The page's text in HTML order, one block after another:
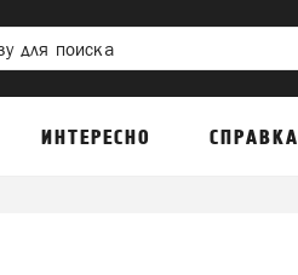
ИНТЕРЕСНО СПРАВКА